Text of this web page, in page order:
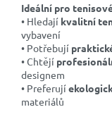
Ideální pro
• Hledají kvalitní
vybavení
• Potřebují
• Chtějí
designem
• Preferují
materiálů